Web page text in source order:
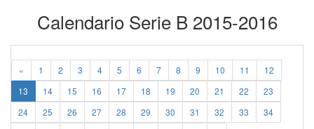
Calendario Serie B 2015-2016
« 1 2 3 4 5 6 7 8 9 10 11
12
13
14 15 16 17 18 19 20 21 22
23
24
25 26 27 28 29 30 31 32 33
34